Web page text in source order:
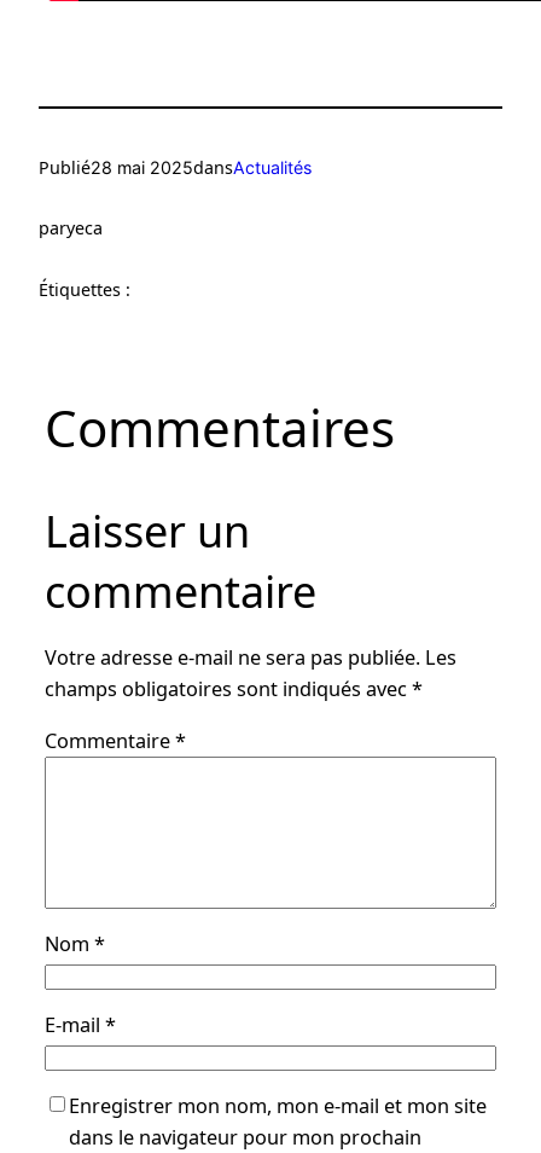
Publié28 mai 2025dansActualités
paryeca
Étiquettes :
Commentaires
Laisser un
commentaire
Votre adresse e-mail ne sera pas publiée. Les
champs obligatoires sont indiqués avec*
Commentaire*
Nom *
E-mail *
Enregistrer mon nom, mon e-mail et mon site
dans le navigateur pour mon prochain